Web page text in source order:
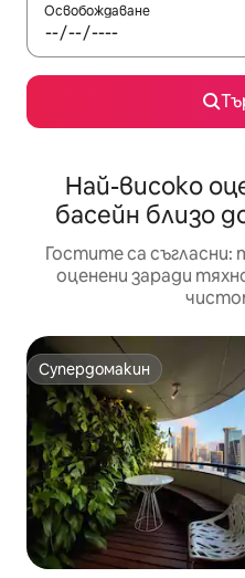
Освобождаване
Най-високо
басейн близо
Гостите са съгласни:
оценени заради
Супердомакин
Супердомакин